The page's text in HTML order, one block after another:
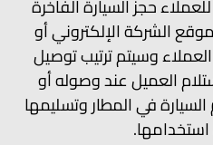
حجز السيارة الفاخرة
الشركة الإلكتروني أو
وسيتم ترتيب توصيل
العميل عند وصوله أو
في المطار وتسليمها
استخدامها.